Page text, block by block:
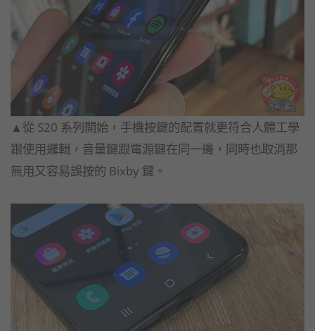
▲從 S20 系列開始，手機按鍵的配置就更符合人體工學
跟使用邏輯，音量鍵跟電源鍵在同一邊，同時也取消那
無用又容易誤按的 Bixby 鍵。